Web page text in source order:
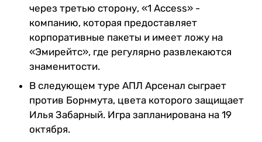
через третью сторону, «1 Access» -
компанию, которая предоставляет
корпоративные пакеты и имеет ложу на
«Эмирейтс», где регулярно развлекаются
знаменитости.
В следующем туре АПЛ Арсенал сыграет
против Борнмута, цвета которого защищает
Илья Забарный. Игра запланирована на 19
октября.